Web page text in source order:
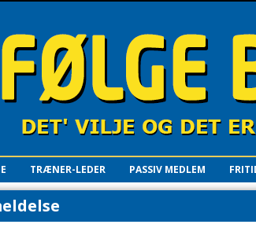
TRÆNER-LEDER PASSIV MEDLEM